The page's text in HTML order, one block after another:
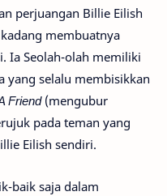
perjuangan Billie Eilish
membuatnya
Ia Seolah-olah memiliki
yang selalu membisikkan
Friend(mengubur
pada teman yang
Eilish sendiri.
baik saja dalam